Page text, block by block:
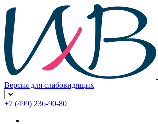
Версия для слабовидящих
+7 (499) 236-90-80